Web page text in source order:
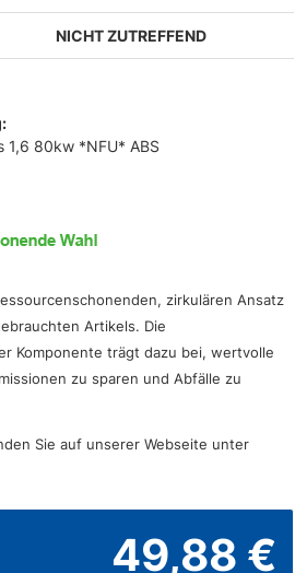
NICHT ZUTREFFEND
1,6 80kw *NFU* ABS
zirkulären Ansatz
Artikels. Die
Komponente trägt dazu bei, wertvolle
zu sparen und Abfälle zu
Sie auf unserer Webseite unter
49,88 €